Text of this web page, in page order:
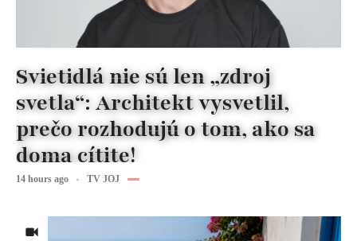
Svietidlá nie sú len „zdroj
svetla“: Architekt vysvetlil,
prečo rozhodujú o tom, ako sa
doma cítite!
14 hours ago TV JOJ